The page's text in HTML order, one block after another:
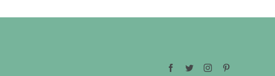
Facebook
TwitterInstagram